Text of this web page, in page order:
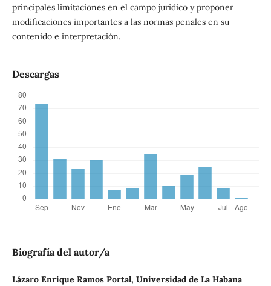
principales limitaciones en el campo jurídico y proponer
modificaciones importantes a las normas penales en su
contenido e interpretación.
Descargas
Biografía del autor/a
Lázaro Enrique Ramos Portal, Universidad de La Habana